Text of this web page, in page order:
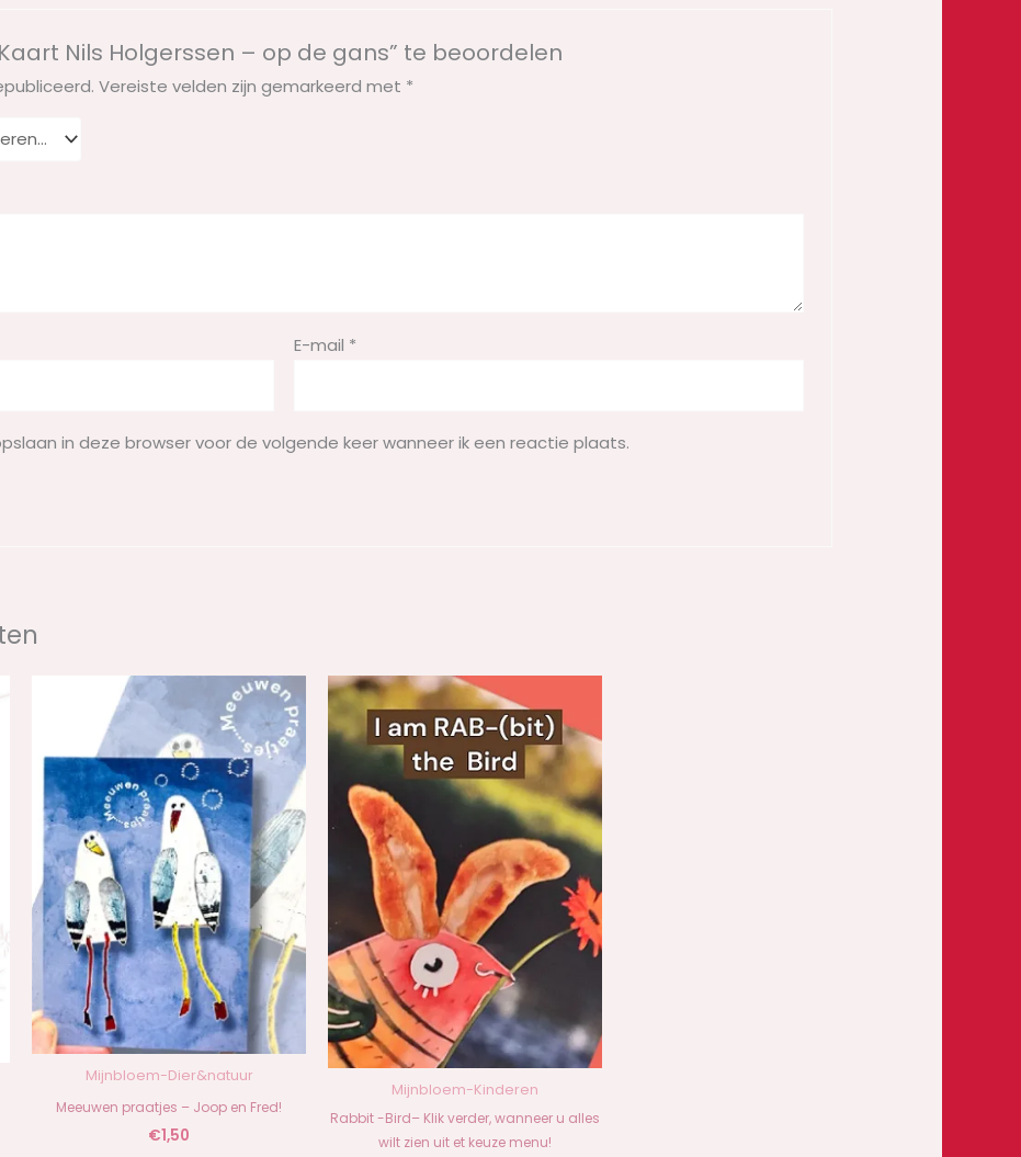
Nils Holgerssen – op de gans” te beoordelen
Vereiste velden zijn gemarkeerd met *
E-mail *
in deze browser voor de volgende keer wanneer ik een reactie plaats.
Mijnbloem-Dier&natuur
Meeuwen praatjes – Joop en Fred!
€1,50
Mijnbloem-Kinderen
Rabbit -Bird– Klik verder, wanneer u alles
wilt zien uit et keuze menu!
€1,25
tot
€4,95